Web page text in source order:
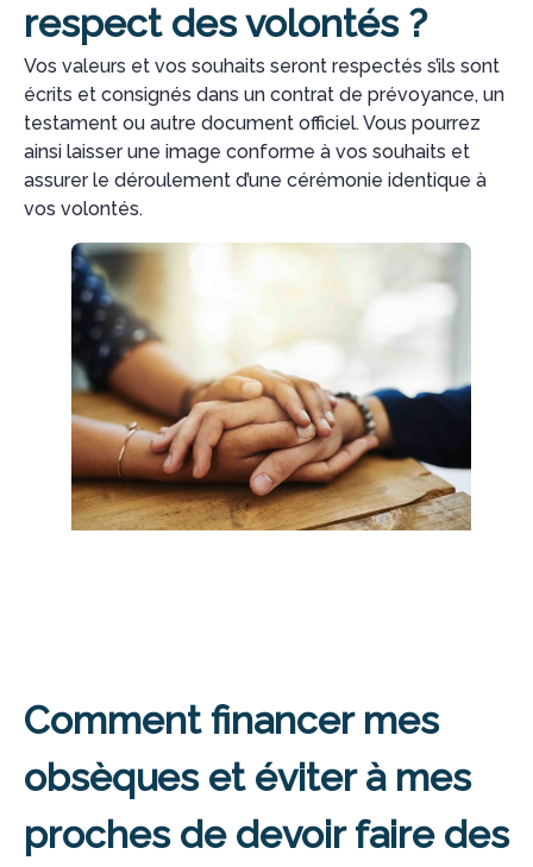
respect des volontés ?
Vos valeurs et vos souhaits seront respectés s’ils sont
écrits et consignés dans un contrat de prévoyance, un
testament ou autre document officiel. Vous pourrez
ainsi laisser une image conforme à vos souhaits et
assurer le déroulement d’une cérémonie identique à
vos volontés.
Comment financer mes
obsèques et éviter à mes
proches de devoir faire des